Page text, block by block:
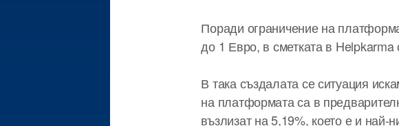
Поради ограничение на
до 1 Евро, в сметката в Helpkarma
В така създалата се ситуация
на платформата са в
възлизат на 5,19%, което е и най-